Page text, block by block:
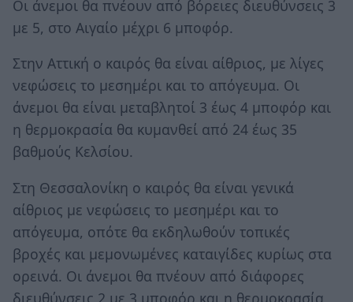
Οι άνεμοι θα πνέουν από βόρειες διευθύνσεις 3
με 5, στο Αιγαίο μέχρι 6 μποφόρ.
Στην Αττική ο καιρός θα είναι αίθριος, με λίγες
νεφώσεις το μεσημέρι και το απόγευμα. Οι
άνεμοι θα είναι μεταβλητοί 3 έως 4 μποφόρ και
η θερμοκρασία θα κυμανθεί από 24 έως 35
βαθμούς Κελσίου.
Στη Θεσσαλονίκη ο καιρός θα είναι γενικά
αίθριος με νεφώσεις το μεσημέρι και το
απόγευμα, οπότε θα εκδηλωθούν τοπικές
βροχές και μεμονωμένες καταιγίδες κυρίως στα
ορεινά. Οι άνεμοι θα πνέουν από διάφορες
διευθύνσεις 2 με 3 μποφόρ και η θερμοκρασία